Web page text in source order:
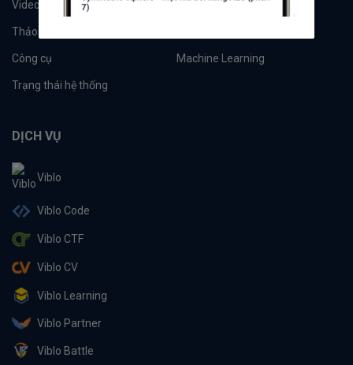
Videos Tác giả
Thảo luận
Công cụ Machine Learning
Trạng thái hệ thống
DỊCH VỤ
Viblo
Viblo Code
Viblo CTF
Viblo CV
Viblo Learning
Viblo Partner
Viblo Battle